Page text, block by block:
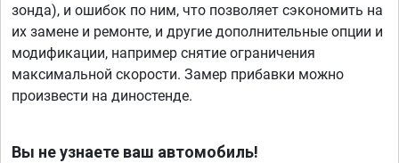
зонда), и ошибок по ним, что позволяет сэкономить на
их замене и ремонте, и другие дополнительные опции и
модификации, например снятие ограничения
максимальной скорости. Замер прибавки можно
произвести на диностенде.
Вы не узнаете ваш автомобиль!